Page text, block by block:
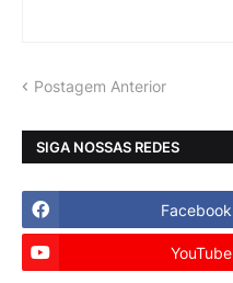
Postagem Anterior
SIGA NOSSAS REDES
Facebook
YouTube